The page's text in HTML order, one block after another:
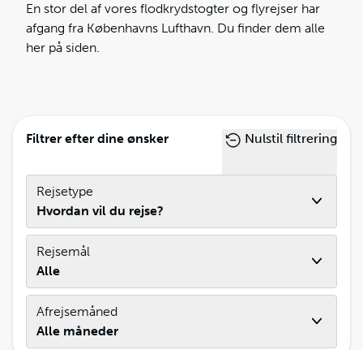
En stor del af vores flodkrydstogter og flyrejser har
afgang fra Københavns Lufthavn. Du finder dem alle
her på siden.
Filtrer efter dine ønsker Nulstil filtrering
Rejsetype
Hvordan vil du rejse?
Rejsemål
Alle
Afrejsemåned
Alle måneder